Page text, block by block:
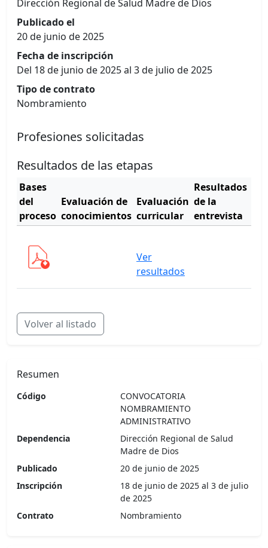
Dirección Regional de Salud Madre de Dios
Publicado el
20 de junio de 2025
Fecha de inscripción
Del 18 de junio de 2025 al 3 de julio de 2025
Tipo de contrato
Nombramiento
Profesiones solicitadas
Resultados de las etapas
Bases
del
proceso
Evaluación de
conocimientos
Evaluación
curricular
Resultados
de la
entrevista
Ver
resultados
Volver al listado
Resumen
Código
CONVOCATORIA
NOMBRAMIENTO
ADMINISTRATIVO
Dependencia
Dirección Regional de Salud
Madre de Dios
Publicado
20 de junio de 2025
Inscripción
18 de junio de 2025 al 3 de julio
de 2025
Contrato
Nombramiento